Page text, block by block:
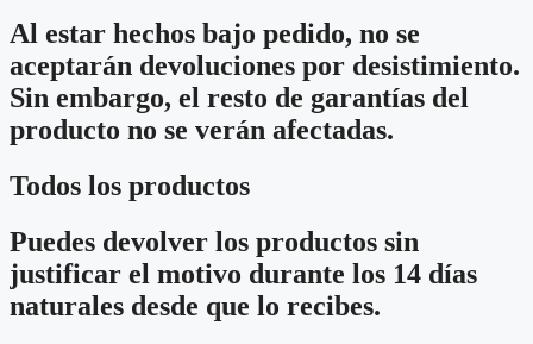
Al estar hechos bajo pedido, no se
aceptarán devoluciones por desistimiento.
Sin embargo, el resto de garantías del
producto no se verán afectadas.
Todos los productos
Puedes devolver los productos sin
justificar el motivo durante los 14 días
naturales desde que lo recibes.